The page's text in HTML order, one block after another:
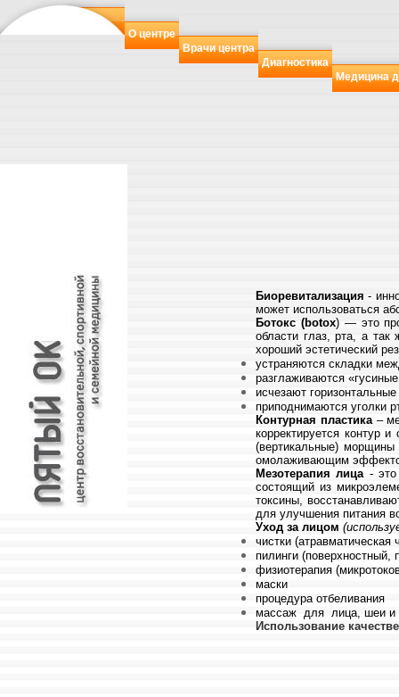
О центре
Врачи центра
Диагностика
Медицина
Биоревитализация -
может использоваться
Ботокс (botox)— это
области глаз, рта, а
хороший эстетический
устраняются складки
разглаживаются
исчезают
приподнимаются уголки
Контурная пластика–
корректируется контур
(вертикальные) морщины
омолаживающим
Мезотерапия лица- это
состоящий из
токсины,
для улучшения питания
Уход за лицом
чистки (атравматическая
пилинги (поверхностный,
физиотерапия
маски
процедура отбеливания
массаж для лица, шеи и
Использование